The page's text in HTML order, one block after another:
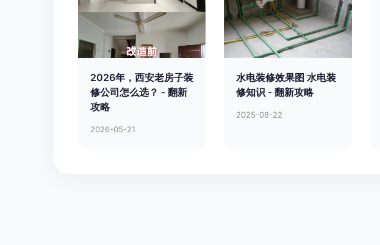
2026年，西安老房子装
修公司怎么选？ - 翻新
攻略
2026-05-21
水电装修效果图 水电装
修知识 - 翻新攻略
2025-08-22